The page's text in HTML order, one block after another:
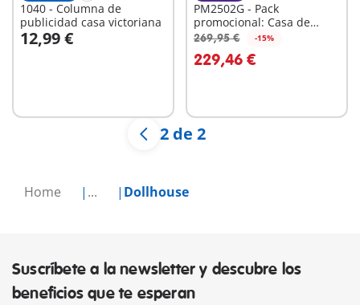
Home ... Dollhouse
1040 - Columna de
publicidad casa victoriana
12,99 €
A la cesta
PM2502G - Pack
promocional: Casa de
muñecas
269,95 € -15%
229,46 €
A la cesta
2 de 2
Suscríbete a la newsletter y descubre los
beneficios que te esperan